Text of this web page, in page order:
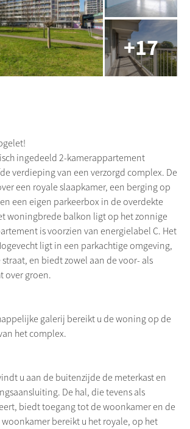
ingedeeld 2-kamerappartement
verdieping van een verzorgd complex. De
een royale slaapkamer, een berging op
een eigen parkeerbox in de overdekte
woningbrede balkon ligt op het zonnige
is voorzien van energielabel C. Het
ligt in een parkachtige omgeving,
en biedt zowel aan de voor- als
over groen.
galerij bereikt u de woning op de
het complex.
u aan de buitenzijde de meterkast en
De hal, die tevens als
biedt toegang tot de woonkamer en de
woonkamer bereikt u het royale, op het